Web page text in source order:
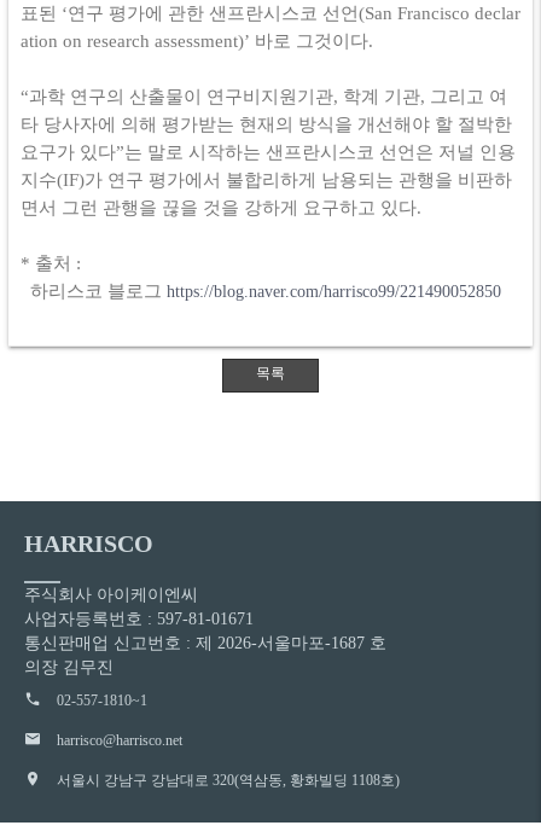
표된 ‘연구 평가에 관한 샌프란시스코 선언(San Francisco declar
ation on research assessment)’ 바로 그것이다.
“과학 연구의 산출물이 연구비지원기관, 학계 기관, 그리고 여
타 당사자에 의해 평가받는 현재의 방식을 개선해야 할 절박한
요구가 있다”는 말로 시작하는 샌프란시스코 선언은 저널 인용
지수(IF)가 연구 평가에서 불합리하게 남용되는 관행을 비판하
면서 그런 관행을 끊을 것을 강하게 요구하고 있다.
* 출처 :
하리스코 블로그 https://blog.naver.com/harrisco99/221490052850
HARRISCO
주식회사 아이케이엔씨
사업자등록번호 : 597-81-01671
통신판매업 신고번호 : 제 2026-서울마포-1687 호
의장 김무진
02-557-1810~1
harrisco@harrisco.net
서울시 강남구 강남대로 320(역삼동, 황화빌딩 1108호)